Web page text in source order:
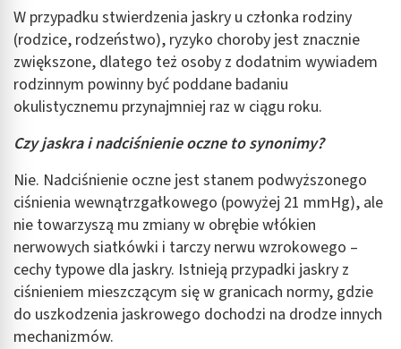
W przypadku stwierdzenia jaskry u członka rodziny
(rodzice, rodzeństwo), ryzyko choroby jest znacznie
zwiększone, dlatego też osoby z dodatnim wywiadem
rodzinnym powinny być poddane badaniu
okulistycznemu przynajmniej raz w ciągu roku.
Czy jaskra i nadciśnienie oczne to synonimy?
Nie. Nadciśnienie oczne jest stanem podwyższonego
ciśnienia wewnątrzgałkowego (powyżej 21 mmHg), ale
nie towarzyszą mu zmiany w obrębie włókien
nerwowych siatkówki i tarczy nerwu wzrokowego –
cechy typowe dla jaskry. Istnieją przypadki jaskry z
ciśnieniem mieszczącym się w granicach normy, gdzie
do uszkodzenia jaskrowego dochodzi na drodze innych
mechanizmów.